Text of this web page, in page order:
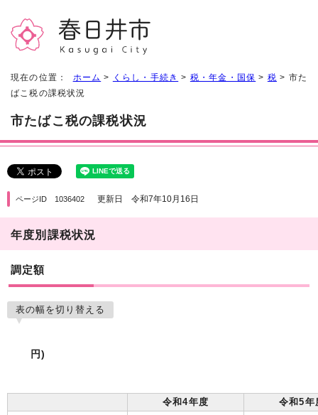
現在の位置： ホーム > くらし・手続き > 税・年金・国保 > 税 > 市た
ばこ税の課税状況
市たばこ税の課税状況
ページID 1036402 更新日 令和7年10月16日
年度別課税状況
調定額
表の幅を切り替える
令和4年度
令和5年